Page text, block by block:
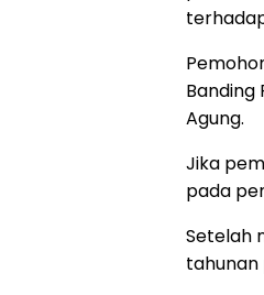
Banding
Agung.
Jika
pada
Setelah